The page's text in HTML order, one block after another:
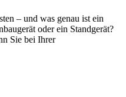
– und was genau ist ein
oder ein Standgerät?
Sie bei Ihrer